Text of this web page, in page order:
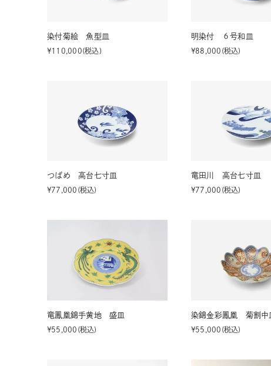
染付
染付菊絵 魚型皿
¥110,000 税込
明染付 ６号和皿
¥88,000 税込
つばめ 高台七寸皿
¥77,000 税込
竜田川 高台七寸皿
¥77,000 税込
竜鳳凰錦手黄地 盛皿
¥55,000 税込
染錦金彩鳳凰 菊割中
¥55,000 税込